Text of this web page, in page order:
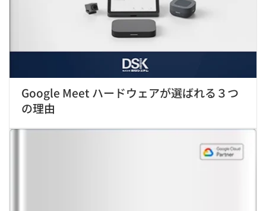
Google Meet ハードウェアが選ばれる３つ
の理由